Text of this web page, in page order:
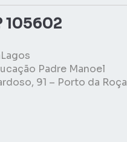
105602
Padre Manoel
91 – Porto da Roça